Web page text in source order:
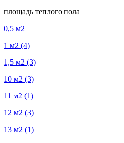
площадь теплого пола
0,5 м2
1 м2 (4)
1,5 м2 (3)
10 м2 (3)
11 м2 (1)
12 м2 (3)
13 м2 (1)